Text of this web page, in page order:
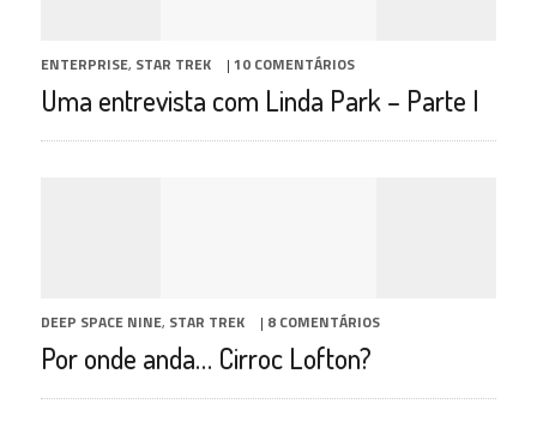
ENTERPRISE, STAR TREK | 10 COMENTÁRIOS
Uma entrevista com Linda Park – Parte I
DEEP SPACE NINE, STAR TREK | 8 COMENTÁRIOS
Por onde anda… Cirroc Lofton?